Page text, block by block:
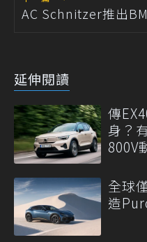
AC Schnitzer推出
延伸閱讀
傳
身？
800V
全球
造